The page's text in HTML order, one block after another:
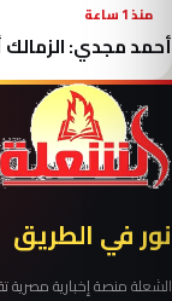
منذ 1 ساعة
أحمد مجدي: الزمالك
نور في الطريق
الشعلة منصة إخبارية